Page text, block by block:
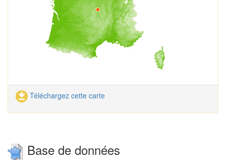
Téléchargez cette carte
Base de données